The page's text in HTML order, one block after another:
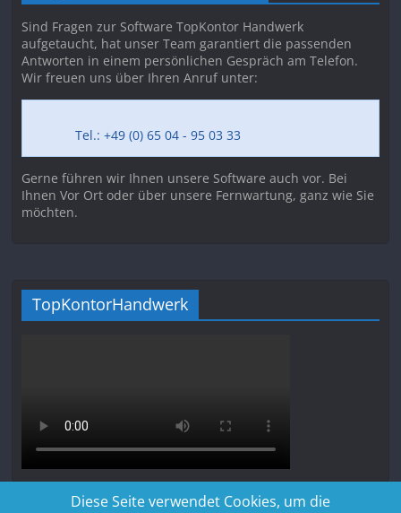
Sind Fragen zur Software TopKontor Handwerk
aufgetaucht, hat unser Team garantiert die passenden
Antworten in einem persönlichen Gespräch am Telefon.
Wir freuen uns über Ihren Anruf unter:
Tel.: +49 (0) 65 04 - 95 03 33
Gerne führen wir Ihnen unsere Software auch vor. Bei
Ihnen Vor Ort oder über unsere Fernwartung, ganz wie Sie
möchten.
TopKontorHandwerk
Diese Seite verwendet Cookies, um die